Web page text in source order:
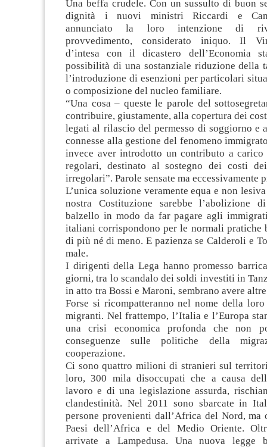
Una beffa crudele. Con un sussulto di buon
dignità i nuovi ministri Riccardi e
annunciato la loro intenzione di
provvedimento, considerato iniquo. Il
d’intesa con il dicastero dell’Economia
possibilità di una sostanziale riduzione della
l’introduzione di esenzioni per particolari
o composizione del nucleo familiare.
“Una cosa – queste le parole del
contribuire, giustamente, alla copertura dei
legati al rilascio del permesso di soggiorno e
connesse alla gestione del fenomeno
invece aver introdotto un contributo a
regolari, destinato al sostegno dei costi
irregolari”. Parole sensate ma eccessivamente
L’unica soluzione veramente equa e non
nostra Costituzione sarebbe l’abolizione
balzello in modo da far pagare agli
italiani corrispondono per le normali pratiche
di più né di meno. E pazienza se Calderoli e
male.
I dirigenti della Lega hanno promesso
giorni, tra lo scandalo dei soldi investiti in
in atto tra Bossi e Maroni, sembrano avere
Forse si ricompatteranno nel nome della
migranti. Nel frattempo, l’Italia e l’Europa
una crisi economica profonda che non
conseguenze sulle politiche della
cooperazione.
Ci sono quattro milioni di stranieri sul
loro, 300 mila disoccupati che a causa
lavoro e di una legislazione assurda,
clandestinità. Nel 2011 sono sbarcate in
persone provenienti dall’Africa del Nord,
Paesi dell’Africa e del Medio Oriente.
arrivate a Lampedusa. Una nuova legge